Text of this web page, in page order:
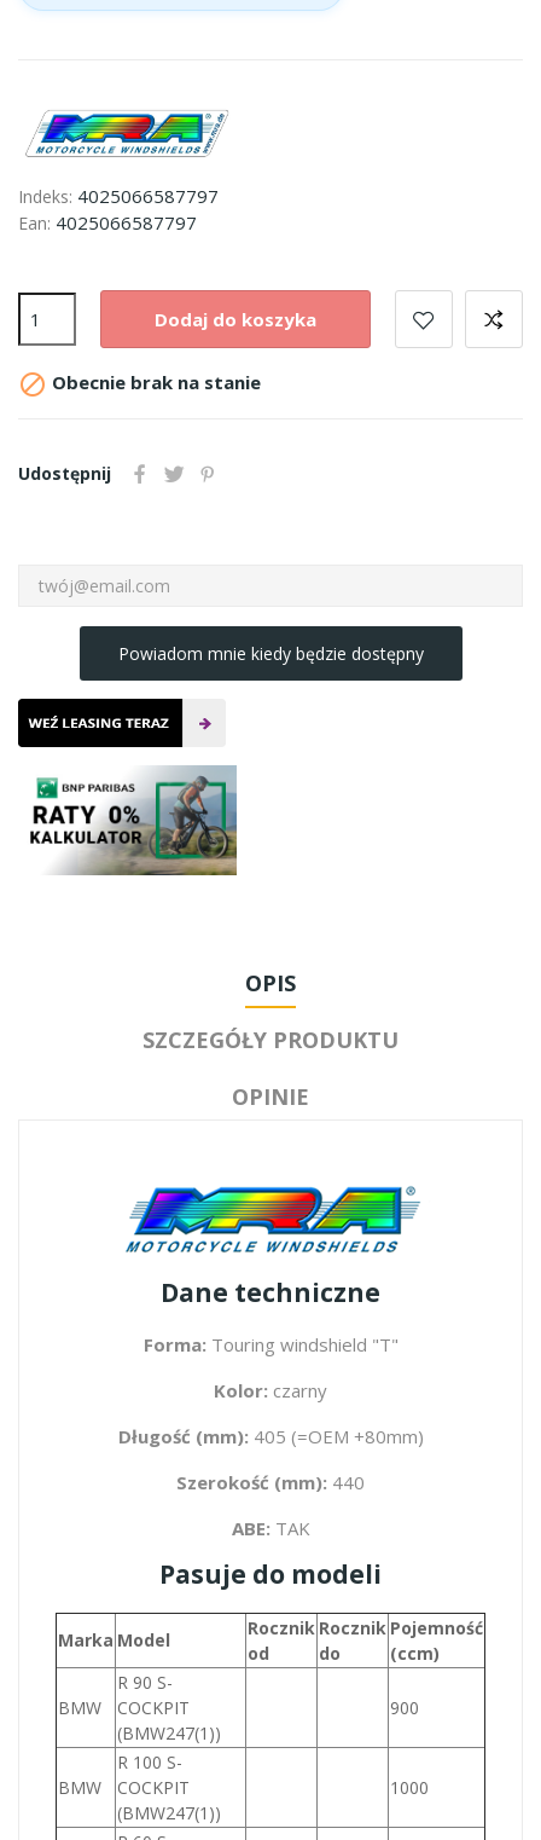
Indeks: 4025066587797
Ean: 4025066587797
Dodaj do koszyka
 Obecnie brak na stanie
Udostępnij
Powiadom mnie kiedy będzie dostępny
OPIS
SZCZEGÓŁY PRODUKTU
OPINIE
Dane techniczne
Forma: Touring windshield "T"
Kolor: czarny
Długość (mm): 405 (=OEM +80mm)
Szerokość (mm): 440
ABE: TAK
Pasuje do modeli
Marka Model
Rocznik
od
Rocznik
do
Pojemność
(ccm)
BMW
R 90 S-
COCKPIT
(BMW247(1))
900
BMW
R 100 S-
COCKPIT
(BMW247(1))
1000